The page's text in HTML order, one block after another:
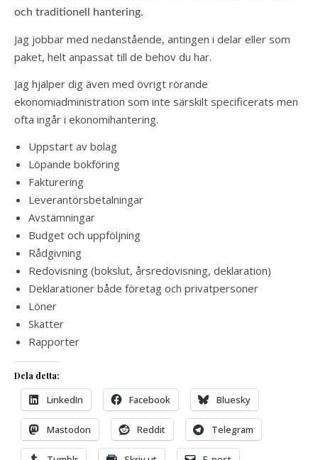
och traditionell hantering.
Jag jobbar med nedanstående, antingen i delar eller som
paket, helt anpassat till de behov du har.
Jag hjälper dig även med övrigt rörande
ekonomiadministration som inte särskilt specificerats men
ofta ingår i ekonomihantering.
Uppstart av bolag
Löpande bokföring
Fakturering
Leverantörsbetalningar
Avstämningar
Budget och uppföljning
Rådgivning
Redovisning (bokslut, årsredovisning, deklaration)
Deklarationer både företag och privatpersoner
Löner
Skatter
Rapporter
Dela detta:
LinkedIn Facebook Bluesky
Mastodon Reddit Telegram